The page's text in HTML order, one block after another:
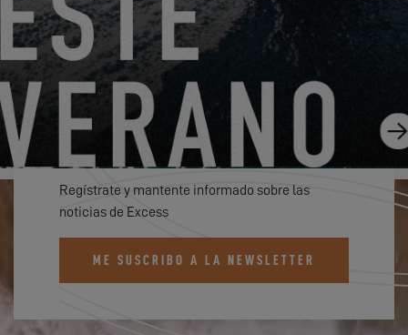
SUSCRÍBETE AL BOLETÍN DE
EXCESS
Regístrate y mantente informado sobre las
noticias de Excess
ME SUSCRIBO A LA NEWSLETTER